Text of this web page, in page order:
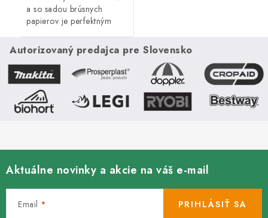
a so sadou brúsnych
papierov je perfektným
remeselníkov i kutilov.
Autorizovaný predajca pre Slovensko
Aktuálne novinky a akcie na váš e-mail
Email PRIHLÁSIŤ SA